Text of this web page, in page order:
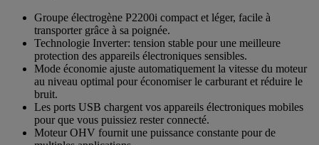
Groupe électrogène P2200i compact et léger, facile à
transporter grâce à sa poignée.
Technologie Inverter: tension stable pour une meilleure
protection des appareils électroniques sensibles.
Mode économie ajuste automatiquement la vitesse du moteur
au niveau optimal pour économiser le carburant et réduire le
bruit.
Les ports USB chargent vos appareils électroniques mobiles
pour que vous puissiez rester connecté.
Moteur OHV fournit une puissance constante pour de